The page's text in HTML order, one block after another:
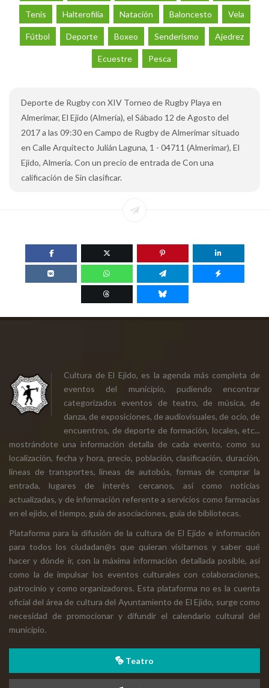
Tenis Halterofilia Natación Baloncesto Vela
Fútbol Deporte Boxeo Senderismo Ajedrez
Ecuestre Pesca
Deporte de Rugby con XIV Torneo de Rugby Playa en
Almerimar, El Ejido (Almería), el Sábado 12 de Agosto del
2017 a las 09:30 en Campo de Rugby de Almerimar situado
en Calle Arquitecto Julián Laguna, 1 - 04711 (Almerimar), El
Ejido, Almería. Con un precio de entrada de Con una
calificación de Sin clasificar.
Cultura de El Ejido, es la agenda más completa de
eventos del municipio, pudiendo encontrar
categorizados eventos de teatro, de música, de
danza, de exposiciones, de audiovisuales, de ocio, de
encuentros, de deporte de formación, locales, etc...
mostrándote una información detalla de cada evento, como su
localización, fecha y hora, precio, población, clasificación, duración,
líneas de transportes, líneas de autobús, formas de comprar la
entrada, lugares de interés cercanos, así como noticias
actualizadas, y de información referente a servicios como farmacias
en el ejido, el tiempo, guía de asociaciones, guía de bibliotecas.
Plataforma para la difusión de la cultura de El Ejido e información
para todos los ciudadan@s que quieran visitarnos y saber qué
hacer y dónde ir, con la máxima información detallada posible, así
como la de impulsar los eventos culturales con colaboraciones,
patrocinio y como organizadores. Esta plataforma no es la cuenta
oficial del área de cultura del Ayuntamiento de El Ejido, surge como
necesidad de promocionar y difundir el calendario cultural del
municipio.
Teatro